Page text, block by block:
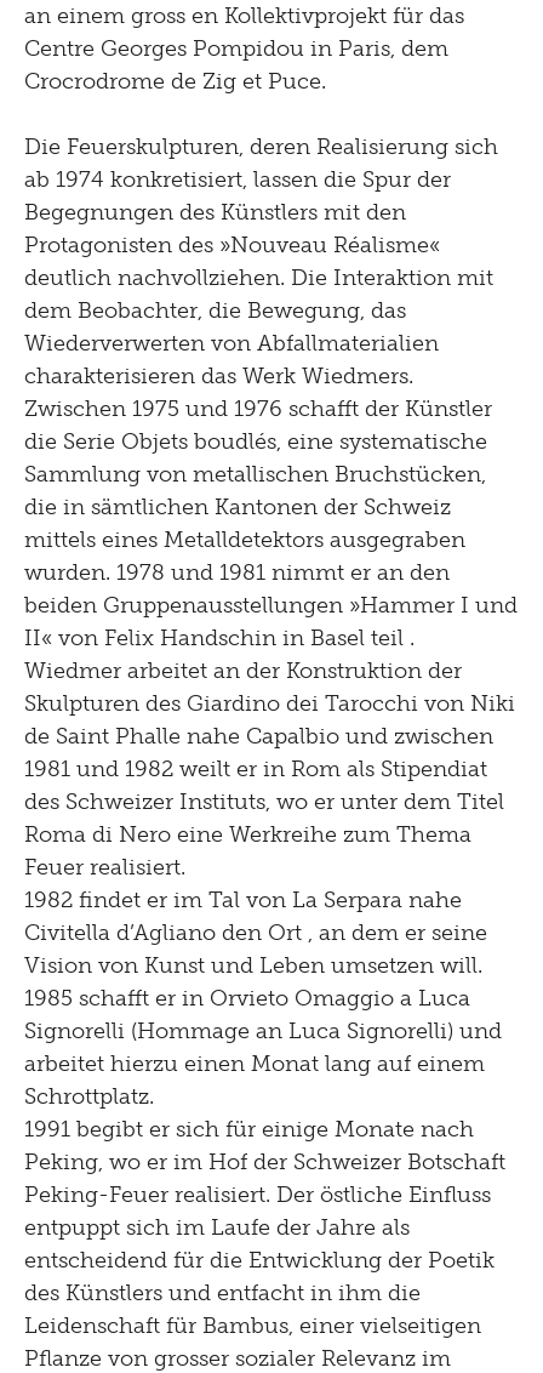
2013
2012
2010
2009
2008
2007
2006
2005
2004
2003
2002
2001
2000
1999
1998
1997
1996
an einem gross en Kollektivprojekt für das
Centre Georges Pompidou in Paris, dem
Crocrodrome de Zig et Puce.
Die Feuerskulpturen, deren Realisierung sich
ab 1974 konkretisiert, lassen die Spur der
Begegnungen des Künstlers mit den
Protagonisten des »Nouveau Réalisme«
deutlich nachvollziehen. Die Interaktion mit
dem Beobachter, die Bewegung, das
Wiederverwerten von Abfallmaterialien
charakterisieren das Werk Wiedmers.
Zwischen 1975 und 1976 schafft der Künstler
die Serie Objets boudlés, eine systematische
Sammlung von metallischen Bruchstücken,
die in sämtlichen Kantonen der Schweiz
mittels eines Metalldetektors ausgegraben
wurden. 1978 und 1981 nimmt er an den
beiden Gruppenausstellungen »Hammer I und
II« von Felix Handschin in Basel teil .
Wiedmer arbeitet an der Konstruktion der
Skulpturen des Giardino dei Tarocchi von Niki
de Saint Phalle nahe Capalbio und zwischen
1981 und 1982 weilt er in Rom als Stipendiat
des Schweizer Instituts, wo er unter dem Titel
Roma di Nero eine Werkreihe zum Thema
Feuer realisiert.
1982 findet er im Tal von La Serpara nahe
Civitella d’Agliano den Ort , an dem er seine
Vision von Kunst und Leben umsetzen will.
1985 schafft er in Orvieto Omaggio a Luca
Signorelli (Hommage an Luca Signorelli) und
arbeitet hierzu einen Monat lang auf einem
Schrottplatz.
1991 begibt er sich für einige Monate nach
Peking, wo er im Hof der Schweizer Botschaft
Peking-Feuer realisiert. Der östliche Einfluss
entpuppt sich im Laufe der Jahre als
entscheidend für die Entwicklung der Poetik
des Künstlers und entfacht in ihm die
Leidenschaft für Bambus, einer vielseitigen
Pflanze von grosser sozialer Relevanz im